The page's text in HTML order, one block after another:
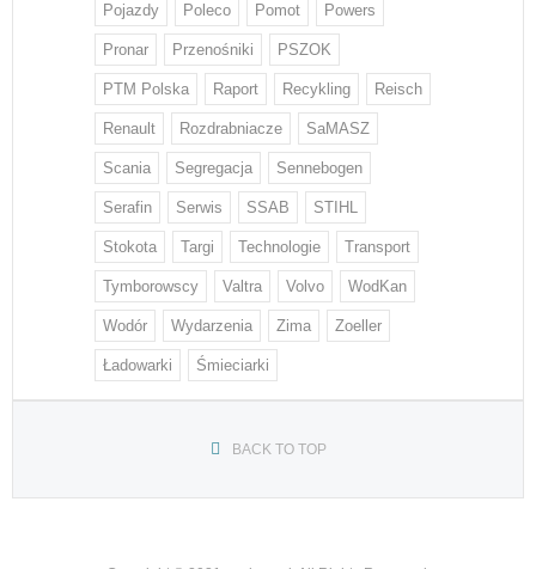
Pojazdy Poleco Pomot Powers
Pronar Przenośniki PSZOK
PTM Polska Raport Recykling Reisch
Renault Rozdrabniacze SaMASZ
Scania Segregacja Sennebogen
Serafin Serwis SSAB STIHL
Stokota Targi Technologie Transport
Tymborowscy Valtra Volvo WodKan
Wodór Wydarzenia Zima Zoeller
Ładowarki Śmieciarki
BACK TO TOP